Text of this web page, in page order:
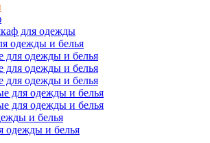
для одежды
одежды и белья
одежды и белья
одежды и белья
одежды и белья
для одежды и белья
для одежды и белья
и белья
одежды и белья